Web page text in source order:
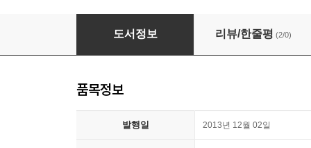
나는 문학으로 출가했다
도서정보 리뷰/한줄평 (2/0)
품목정보
발행일 2013년 12월 02일